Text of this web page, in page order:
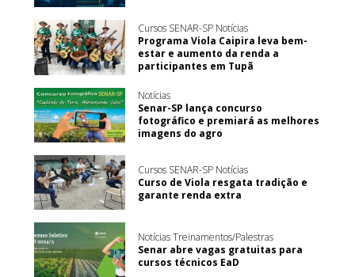
Cursos SENAR-SP Notícias
Programa Viola Caipira leva bem-
estar e aumento da renda a
participantes em Tupã
Notícias
Senar-SP lança concurso
fotográfico e premiará as melhores
imagens do agro
Cursos SENAR-SP Notícias
Curso de Viola resgata tradição e
garante renda extra
Notícias Treinamentos/Palestras
Senar abre vagas gratuitas para
cursos técnicos EaD